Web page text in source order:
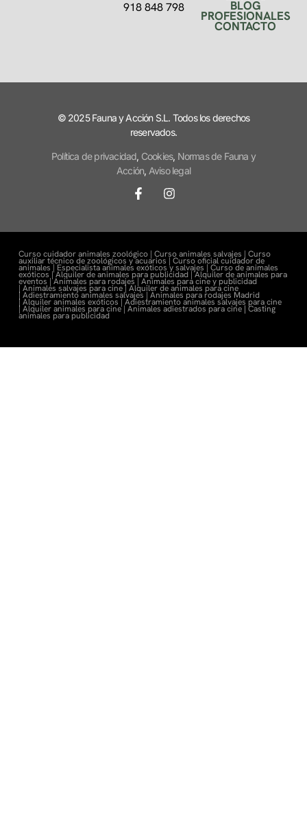
918 848 798
BLOG
PROFESIONALES
CONTACTO
© 2025 Fauna y Acción S.L. Todos los derechos
reservados.
Política de privacidad, Cookies, Normas de Fauna y
Acción, Aviso legal
Curso cuidador animales zoológico | Curso animales salvajes | Curso
auxiliar técnico de zoológicos y acuarios | Curso oficial cuidador de
animales | Especialista animales exóticos y salvajes | Curso de animales
exóticos |Alquiler de animales para publicidad |Alquiler de animales para
eventos |Animales para rodajes | Animales para cine y publicidad
| Animales salvajes para cine | Alquiler de animales para cine
| Adiestramiento animales salvajes | Animales para rodajes Madrid
| Alquiler animales exóticos | Adiestramiento animales salvajes para cine
| Alquiler animales para cine | Animales adiestrados para cine| Casting
animales para publicidad